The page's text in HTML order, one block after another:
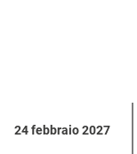
24 febbraio 2027